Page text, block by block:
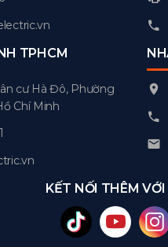
TPHCM
cư Hà Đô, Phường
Chí Minh
KẾT NỐI THÊM